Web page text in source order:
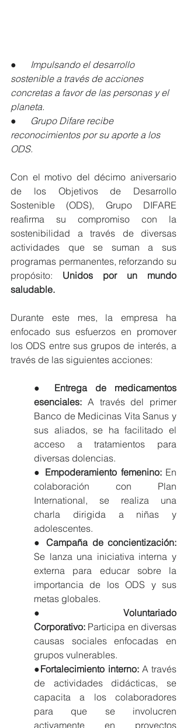
●      Impulsando el desarrollo
sostenible a través de acciones
concretas a favor de las personas y el
planeta.
●      Grupo Difare recibe
reconocimientos por su aporte a los
ODS.
Con el motivo del décimo aniversario
de los Objetivos de Desarrollo
Sostenible (ODS), Grupo DIFARE
reafirma su compromiso con la
sostenibilidad a través de diversas
actividades que se suman a sus
programas permanentes, reforzando su
propósito: Unidos por un mundo
saludable.
Durante este mes, la empresa ha
enfocado sus esfuerzos en promover
los ODS entre sus grupos de interés, a
través de las siguientes acciones:
● Entrega de medicamentos
esenciales: A través del primer
Banco de Medicinas Vita Sanus y
sus aliados, se ha facilitado el
acceso a tratamientos para
diversas dolencias.
● Empoderamiento femenino: En
colaboración con Plan
International, se realiza una
charla dirigida a niñas y
adolescentes.
●
Se lanza una iniciativa interna y
externa para educar sobre la
importancia de los ODS y sus
metas globales.
● Voluntariado
Corporativo: Participa en diversas
causas sociales enfocadas en
grupos vulnerables.
●Fortalecimiento interno: A través
de actividades didácticas, se
capacita a los colaboradores
para que se involucren
activamente en proyectos